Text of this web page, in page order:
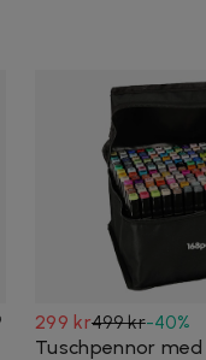
299 kr499 kr-40%
Tuschpennor